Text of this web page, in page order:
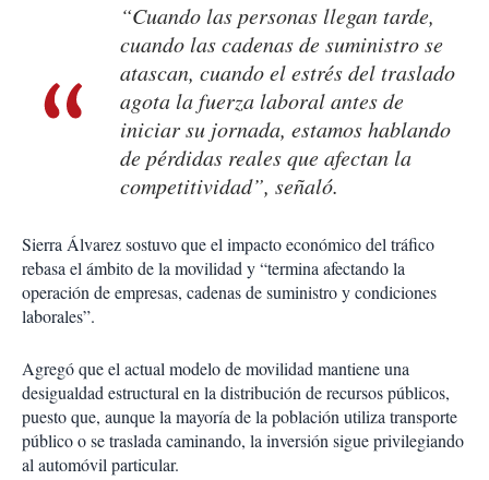
“Cuando las personas llegan tarde,
cuando las cadenas de suministro se
atascan, cuando el estrés del traslado
agota la fuerza laboral antes de
iniciar su jornada, estamos hablando
de pérdidas reales que afectan la
competitividad”, señaló.
Sierra Álvarez sostuvo que el impacto económico del tráfico
rebasa el ámbito de la movilidad y “termina afectando la
operación de empresas, cadenas de suministro y condiciones
laborales”.
Agregó que el actual modelo de movilidad mantiene una
desigualdad estructural en la distribución de recursos públicos,
puesto que, aunque la mayoría de la población utiliza transporte
público o se traslada caminando, la inversión sigue privilegiando
al automóvil particular.